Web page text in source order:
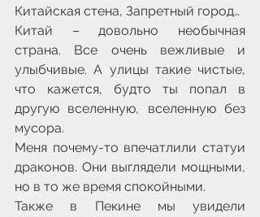
Китайская стена, Запретный город…
Китай – довольно необычная
страна. Все очень вежливые и
улыбчивые. А улицы такие чистые,
что кажется, будто ты попал в
другую вселенную, вселенную без
мусора.
Меня почему-то впечатлили статуи
драконов. Они выглядели мощными,
но в то же время спокойными.
Также в Пекине мы увидели